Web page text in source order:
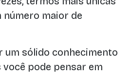
número maior de
um sólido conhecimento
você pode pensar em